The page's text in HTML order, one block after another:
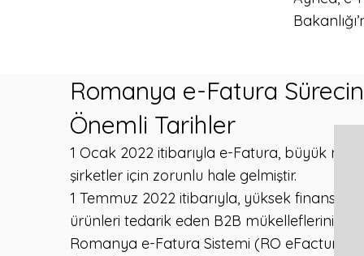
Romanya e-Fatura
Önemli Tarihler
1 Ocak 2022 itibarıyla e-Fatura, büyük
şirketler için zorunlu hale gelmiştir.
1 Temmuz 2022 itibarıyla, yüksek finansal
ürünleri tedarik eden B2B mükelleflerinin,
Romanya e-Fatura Sistemi (RO eFactura)